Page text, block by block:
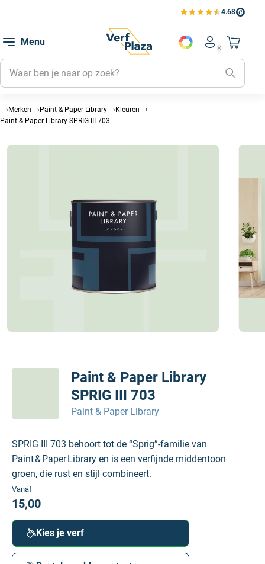
4.68
Bekijk de verfplaza
Menu
Account
Mijn
Mijn
Mijn
Naar
Merken Paint & Paper Library
Kleuren
Paint & Paper Library SPRIG III 703
Paint & Paper Library
SPRIG III 703
Paint & Paper Library
SPRIG III 703 behoort tot de “Sprig”-familie van
Paint & Paper Library en is een verfijnde middentoon
groen, die rust en stijl combineert.
Vanaf
15,00
Kies je verf